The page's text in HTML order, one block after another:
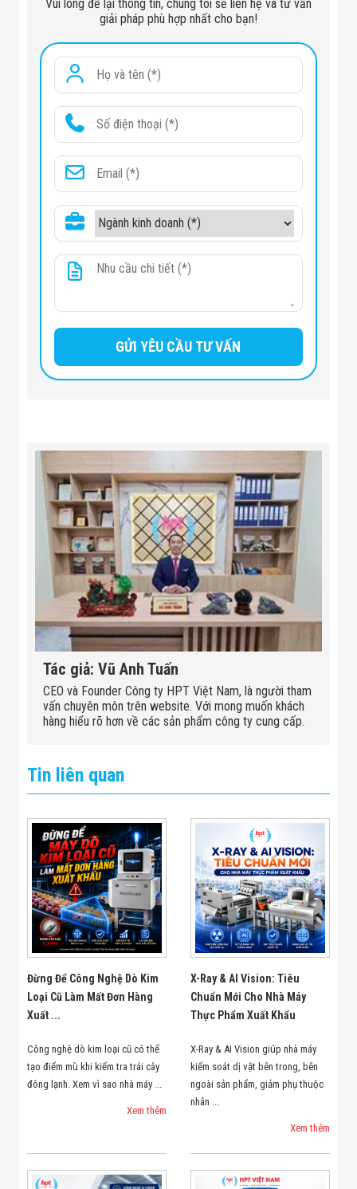
Vui lòng để lại thông tin, chúng tôi sẽ liên hệ và tư vấn
giải pháp phù hợp nhất cho bạn!
Tác giả: Vũ Anh Tuấn
CEO và Founder Công ty HPT Việt Nam, là người tham
vấn chuyên môn trên website. Với mong muốn khách
hàng hiểu rõ hơn về các sản phẩm công ty cung cấp.
Tin liên quan
Đừng Để Công Nghệ Dò Kim
Loại Cũ Làm Mất Đơn Hàng
Xuất ...
Công nghệ dò kim loại cũ có thể
tạo điểm mù khi kiểm tra trái cây
đông lạnh. Xem vì sao nhà máy ...
Xem thêm
X-Ray & AI Vision: Tiêu
Chuẩn Mới Cho Nhà Máy
Thực Phẩm Xuất Khẩu
X-Ray & AI Vision giúp nhà máy
kiểm soát dị vật bên trong, bên
ngoài sản phẩm, giảm phụ thuộc
nhân ...
Xem thêm